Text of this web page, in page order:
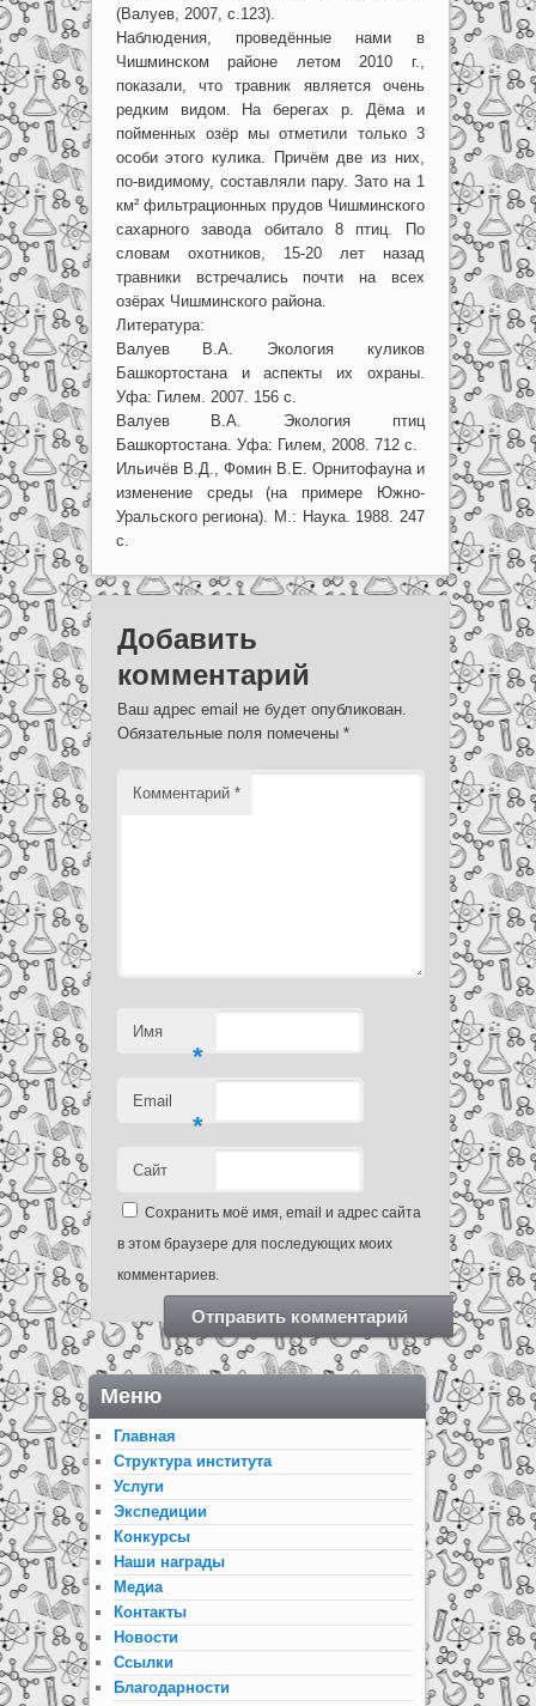
(Валуев, 2007, с.123).
Наблюдения, проведённые нами в
Чишминском районе летом 2010 г.,
показали, что травник является очень
редким видом. На берегах р. Дёма и
пойменных озёр мы отметили только 3
особи этого кулика. Причём две из них,
по-видимому, составляли пару. Зато на 1
км² фильтрационных прудов Чишминского
сахарного завода обитало 8 птиц. По
словам охотников, 15-20 лет назад
травники встречались почти на всех
озёрах Чишминского района.
Литература:
Валуев В.А. Экология куликов
Башкортостана и аспекты их охраны.
Уфа: Гилем. 2007. 156 с.
Валуев В.А. Экология птиц
Башкортостана. Уфа: Гилем, 2008. 712 с.
Ильичёв В.Д., Фомин В.Е. Орнитофауна и
изменение среды (на примере Южно-
Уральского региона). М.: Наука. 1988. 247
с.
Добавить
комментарий
Ваш адрес email не будет опубликован.
Обязательные поля помечены *
Комментарий *
Имя
*
Email
*
Сайт
Сохранить моё имя, email и адрес сайта
в этом браузере для последующих моих
комментариев.
Меню
Главная
Структура института
Услуги
Экспедиции
Конкурсы
Наши награды
Медиа
Контакты
Новости
Ссылки
Благодарности